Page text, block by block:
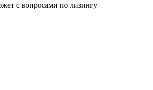
с вопросами по лизингу